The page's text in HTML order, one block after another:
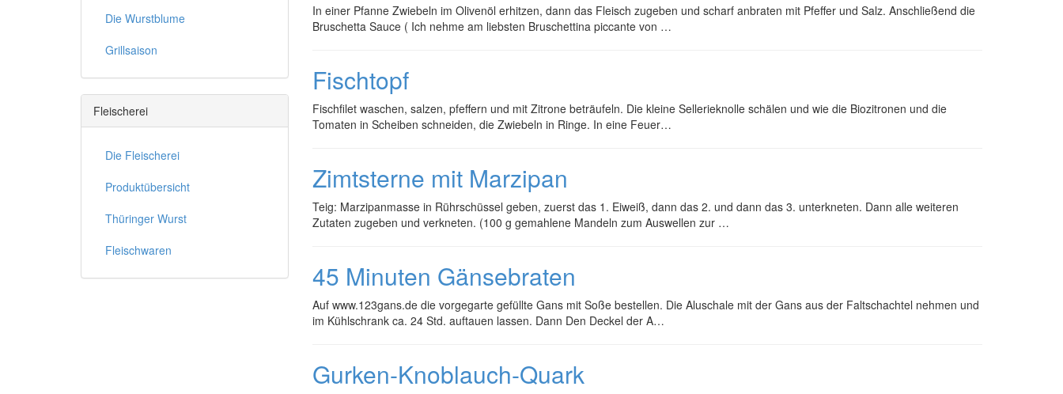
In einer Pfanne Zwiebeln im Olivenöl erhitzen, dann das Fleisch zugeben und scharf anbraten mit Pfeffer und Salz. Anschließend die
Bruschetta Sauce ( Ich nehme am liebsten Bruschettina piccante von …
Fischtopf
Fischfilet waschen, salzen, pfeffern und mit Zitrone beträufeln. Die kleine Sellerieknolle schälen und wie die Biozitronen und die
Tomaten in Scheiben schneiden, die Zwiebeln in Ringe. In eine Feuer…
Zimtsterne mit Marzipan
Teig: Marzipanmasse in Rührschüssel geben, zuerst das 1. Eiweiß, dann das 2. und dann das 3. unterkneten. Dann alle weiteren
Zutaten zugeben und verkneten. (100 g gemahlene Mandeln zum Auswellen zur …
45 Minuten Gänsebraten
Auf www.123gans.de die vorgegarte gefüllte Gans mit Soße bestellen. Die Aluschale mit der Gans aus der Faltschachtel nehmen und
im Kühlschrank ca. 24 Std. auftauen lassen. Dann Den Deckel der A…
Gurken-Knoblauch-Quark
Die Wurstblume
Grillsaison
Fleischerei
Die Fleischerei
Produktübersicht
Thüringer Wurst
Fleischwaren